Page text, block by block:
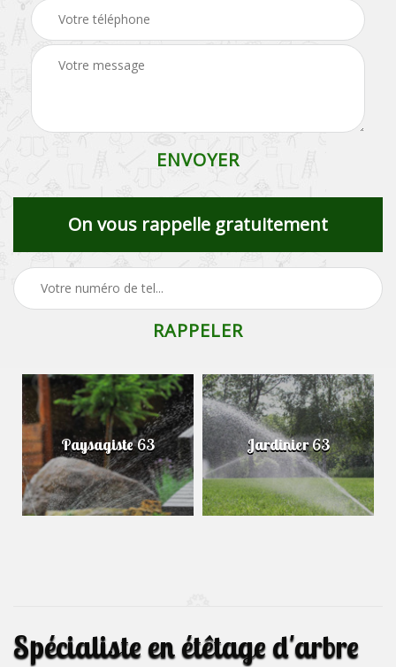
On vous rappelle gratuitement
Paysagiste 63 Jardinier 63
Spécialiste en étêtage d'arbre